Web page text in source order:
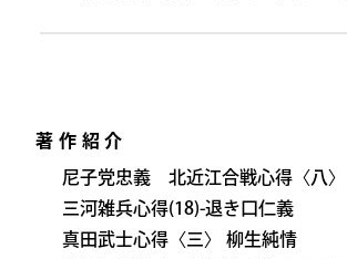
著作紹介
尼子党忠義 北近江合戦心得〈八〉
三河雑兵心得(18)-退き口仁義
真田武士心得〈三〉 柳生純情